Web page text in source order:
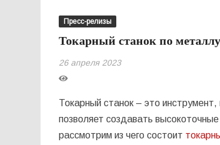
Пресс-релизы
Токарный станок по
26 апреля 2023
Токарный станок – это
позволяет создавать
рассмотрим из чего состоит